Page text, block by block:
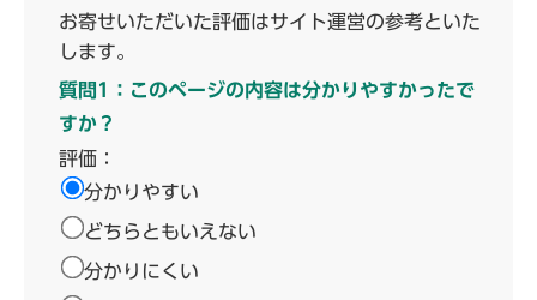
お寄せいただいた評価はサイト運営の参考といた
します。
質問1：このページの内容は分かりやすかったで
すか？
評価：
分かりやすい
どちらともいえない
分かりにくい